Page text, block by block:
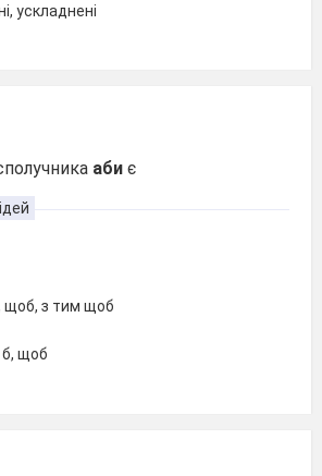
ускладнені
аби є
щоб, з тим щоб
б, щоб